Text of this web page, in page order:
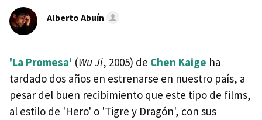
Alberto Abuín
'La Promesa' (Wu Ji, 2005) de Chen Kaige ha
tardado dos años en estrenarse en nuestro país, a
pesar del buen recibimiento que este tipo de films,
al estilo de 'Hero' o 'Tigre y Dragón', con sus